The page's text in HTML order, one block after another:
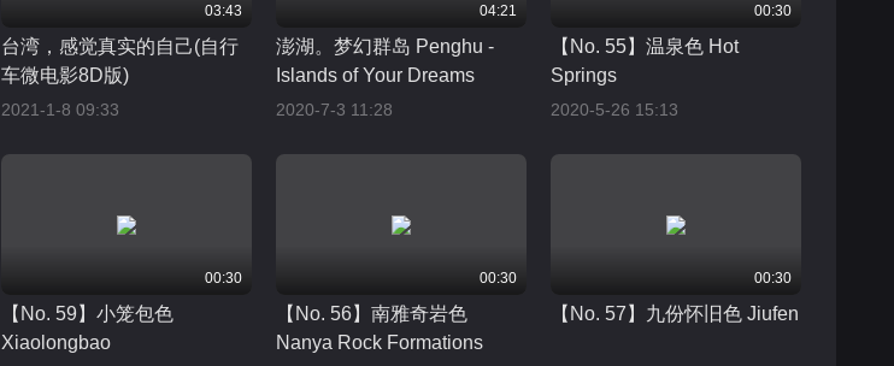
03:43
台湾，感觉真实的自己(自行
车微电影8D版)
2021-1-8 09:33
04:21
澎湖。梦幻群岛 Penghu -
Islands of Your Dreams
2020-7-3 11:28
00:30
【No. 55】温泉色 Hot
Springs
2020-5-26 15:13
00:30
【No. 59】小笼包色
Xiaolongbao
00:30
【No. 56】南雅奇岩色
Nanya Rock Formations
00:30
【No. 57】九份怀旧色 Jiufen